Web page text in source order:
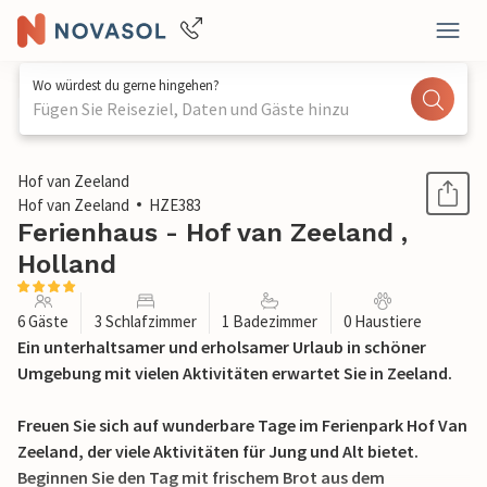
Wo würdest du gerne hingehen?
Fügen Sie Reiseziel, Daten und Gäste hinzu
1 / 31
Hof van Zeeland
Hof van Zeeland
HZE383
Ferienhaus - Hof van Zeeland ,
Holland
6 Gäste 3 Schlafzimmer 1 Badezimmer 0 Haustiere
Ein unterhaltsamer und erholsamer Urlaub in schöner
Umgebung mit vielen Aktivitäten erwartet Sie in Zeeland.
Freuen Sie sich auf wunderbare Tage im Ferienpark Hof Van
Zeeland, der viele Aktivitäten für Jung und Alt bietet.
Beginnen Sie den Tag mit frischem Brot aus dem